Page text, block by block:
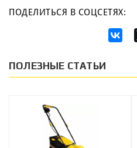
ПОДЕЛИТЬСЯ В СОЦСЕТЯХ:
ПОЛЕЗНЫЕ СТАТЬИ